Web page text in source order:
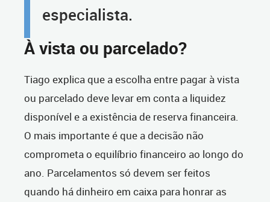
especialista.
À vista ou parcelado?
Tiago explica que a escolha entre pagar à vista
ou parcelado deve levar em conta a liquidez
disponível e a existência de reserva financeira.
O mais importante é que a decisão não
comprometa o equilíbrio financeiro ao longo do
ano. Parcelamentos só devem ser feitos
quando há dinheiro em caixa para honrar as